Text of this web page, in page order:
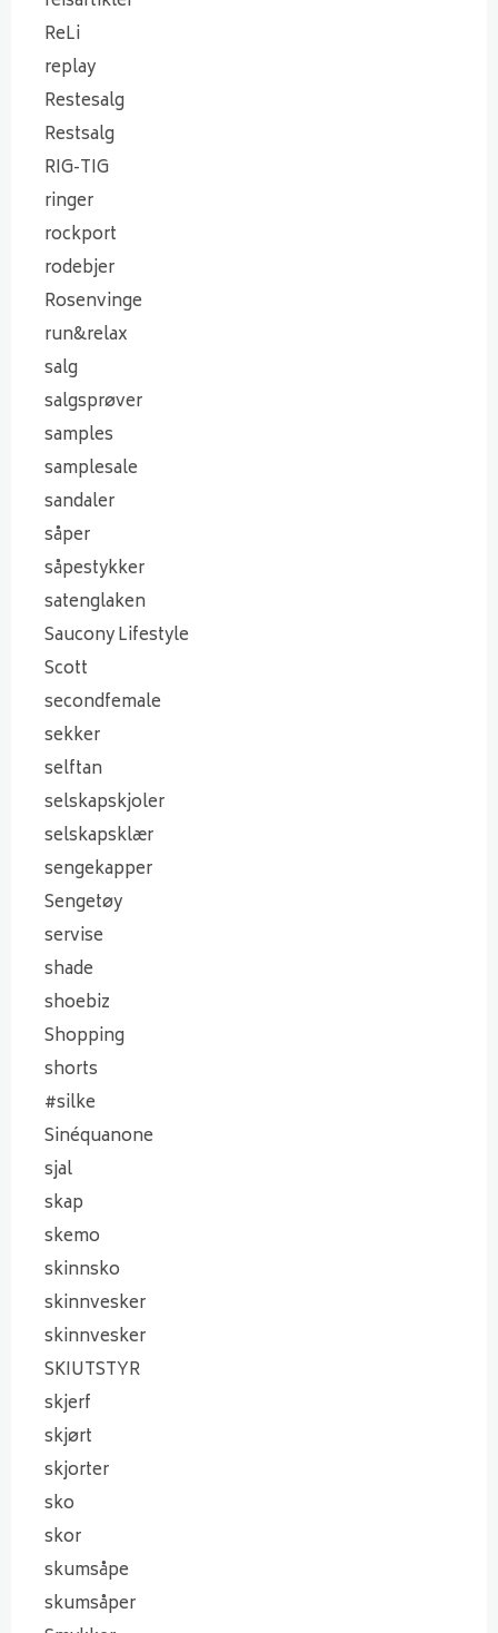
ReLi
replay
Restesalg
Restsalg
RIG-TIG
ringer
rockport
rodebjer
Rosenvinge
run&relax
salg
salgsprøver
samples
samplesale
sandaler
såper
såpestykker
satenglaken
Saucony Lifestyle
Scott
secondfemale
sekker
selftan
selskapskjoler
selskapsklær
sengekapper
Sengetøy
servise
shade
shoebiz
Shopping
shorts
#silke
Sinéquanone
sjal
skap
skemo
skinnsko
skinnvesker
skinnvesker
SKIUTSTYR
skjerf
skjørt
skjorter
sko
skor
skumsåpe
skumsåper